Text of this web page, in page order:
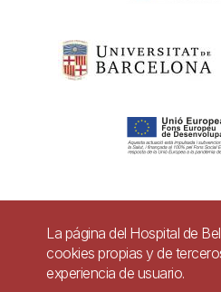
Pie
Accesibilidad
La página del Hospital de
cookies propias y de
experiencia de usuario.